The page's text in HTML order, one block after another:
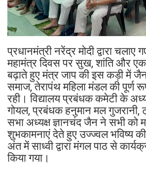
प्रधानमंत्री नरेंद्र मोदी द्वारा चलाए
महामंत्र दिवस पर सुख, शांति और
बढ़ाते हुए मंत्र जाप की इस कड़ी में
समाज, तेरापंथ महिला मंडल की पूर्ण
रही। विद्यालय प्रबंधक कमेटी के
गोयल, प्रबंधक हनुमान मल गुजरानी,
सभा अध्यक्ष ज्ञानचंद जैन ने सभी को
शुभकामनाएं देते हुए उज्ज्वल भविष्य
अंत में साध्वी द्वारा मंगल पाठ से
किया गया।